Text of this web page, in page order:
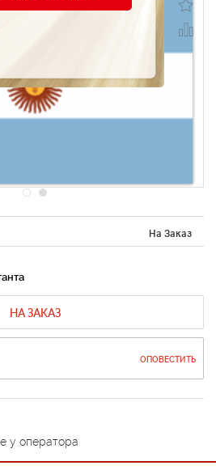
На Заказ
НА ЗАКАЗ
ОПОВЕСТИТЬ
у оператора